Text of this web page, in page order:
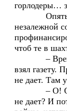
горлодеры…
Опять
незалежной
чтоб те в
– Врешь!
взял газету.
не дает. Там
– О! О! Их
не дает? И